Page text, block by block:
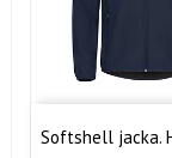
Softshell jacka.